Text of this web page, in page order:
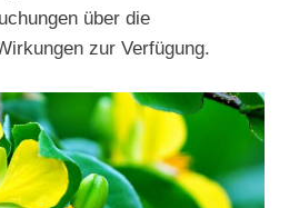
über die
zur Verfügung.